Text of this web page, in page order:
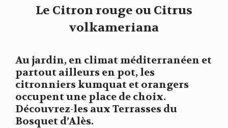
Le Citron rouge ou Citrus
volkameriana
Au jardin, en climat méditerranéen et
partout ailleurs en pot, les
citronniers kumquat et orangers
occupent une place de choix.
Découvrez-les aux Terrasses du
Bosquet d’Alès.